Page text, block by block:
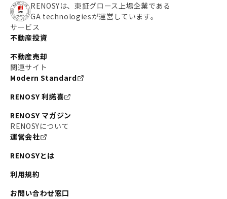
RENOSYは、東証グロース上場企業である
GA technologiesが運営しています。
サービス
不動産投資
不動産売却
関連サイト
Modern Standard
RENOSY 利諾喜
RENOSY マガジン
RENOSYについて
運営会社
RENOSYとは
利用規約
お問い合わせ窓口